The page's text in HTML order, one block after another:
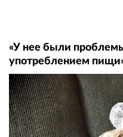
«У нее были
употреблением